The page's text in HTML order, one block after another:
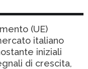
(UE)
italiano
iniziali
di crescita,